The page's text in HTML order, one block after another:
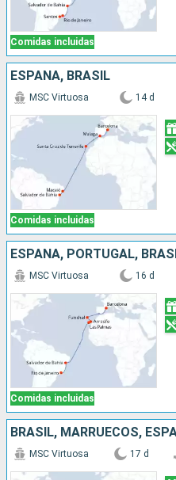
Comidas incluidas
ESPAÑA, BRASIL
Comidas incluidas
MSC Virtuosa 14 d
ESPAÑA, PORTUGAL,
Comidas incluidas
MSC Virtuosa 16 d
BRASIL, MARRUECOS,
MSC Virtuosa 17 d